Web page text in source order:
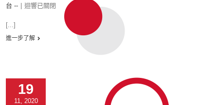
台 --
迴響已關閉
[...]
進一步了解
19
11, 2020